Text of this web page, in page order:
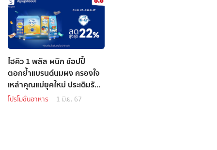
ไฮคิว 1 พลัส ผนึก ช้อปปี้
ตอกย้ำแบรนด์นมผง ครองใจ
เหล่าคุณแม่ยุคใหม่ ประเดิมรับ
ครึ่งปีหลัง เดินหน้าร่วม
โปรโมชั่นอาหาร 1 มิ.ย. 67